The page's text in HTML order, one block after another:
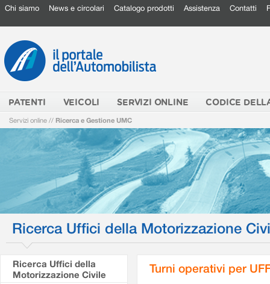
Chi siamo News e circolari Catalogo prodotti Assistenza Contatti
PATENTI VEICOLI SERVIZI ONLINE CODICE
Servizi online // Ricerca e Gestione UMC
Ricerca Uffici della Motorizzazione
Ricerca Uffici della
Motorizzazione Civile
Turni operativi per